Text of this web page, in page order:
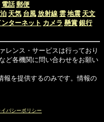
電話 郵便
天気 台風 放射線 雲 地震 天文
ンターネット カメラ 懸賞 銀行
レンス・サービスは行っており
ど各機関に問い合わせをお願い
報を提供するのみです。情報の
イバシーポリシー